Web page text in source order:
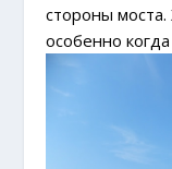
стороны
особенно